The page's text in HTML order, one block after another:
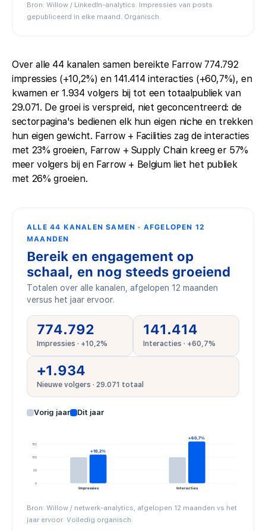
Bron: Willow / LinkedIn-analytics. Impressies van posts
gepubliceerd in elke maand. Organisch.
Over alle 44 kanalen samen bereikte Farrow 774.792
impressies (+10,2%) en 141.414 interacties (+60,7%), en
kwamen er 1.934 volgers bij tot een totaalpubliek van
29.071. De groei is verspreid, niet geconcentreerd: de
sectorpagina's bedienen elk hun eigen niche en trekken
hun eigen gewicht. Farrow + Facilities zag de interacties
met 23% groeien, Farrow + Supply Chain kreeg er 57%
meer volgers bij en Farrow + Belgium liet het publiek
met 26% groeien.
ALLE 44 KANALEN SAMEN · AFGELOPEN 12
MAANDEN
Bereik en engagement op
schaal, en nog steeds groeiend
Totalen over alle kanalen, afgelopen 12 maanden
versus het jaar ervoor.
774.792
Impressies · +10,2%
141.414
Interacties · +60,7%
+1.934
Nieuwe volgers · 29.071 totaal
Vorig jaar Dit jaar
0
50
100
150
+10,2%
Impressies
+60,7%
Interacties
Bron: Willow / netwerk-analytics, afgelopen 12 maanden vs het
jaar ervoor. Volledig organisch.